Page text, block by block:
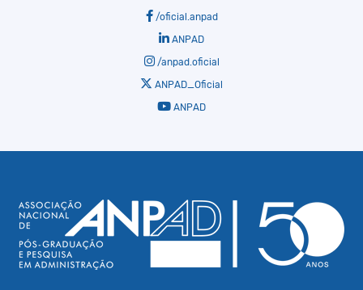
/oficial.anpad
ANPAD
/anpad.oficial
ANPAD_Oficial
ANPAD